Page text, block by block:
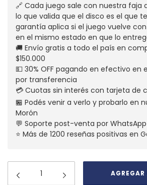
🔗 Cada juego sale con nuestra faja
lo que valida que el disco es el que
garantía aplica si el juego vuelve
en el mismo estado en que lo
🚚 Envío gratis a todo el país en
$150.000
💵 30% OFF pagando en efectivo en
por transferencia
💳 Cuotas sin interés con tarjeta de
🏪 Podés venir a verlo y probarlo en
Morón
💬 Soporte post-venta por
⭐ Más de 1200 reseñas positivas en